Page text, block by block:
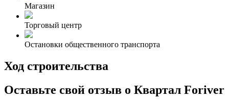
Магазин
Торговый центр
Остановки общественного транспорта
Ход строительства
Оставьте свой отзыв о Квартал Foriver